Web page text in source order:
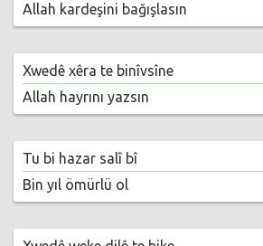
Allah kardeşini bağışlasın
Xwedê xêra te binîvsîne
Allah hayrını yazsın
Tu bi hazar salî bî
Bin yıl ömürlü ol